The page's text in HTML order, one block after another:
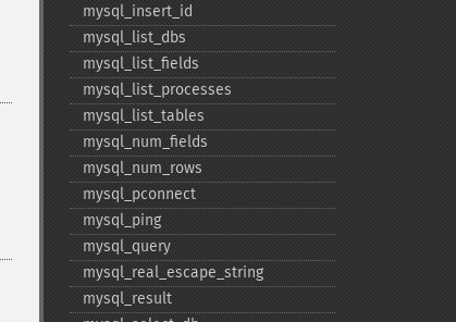
mysql_​insert_​id
mysql_​list_​dbs
mysql_​list_​fields
mysql_​list_​processes
mysql_​list_​tables
mysql_​num_​fields
mysql_​num_​rows
mysql_​pconnect
mysql_​ping
mysql_​query
mysql_​real_​escape_​string
mysql_​result